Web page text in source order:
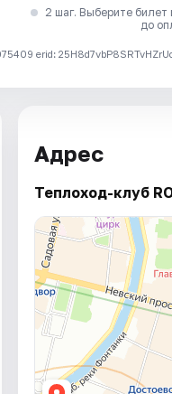
2 шаг. Выберите
до
erid:
Адрес
Теплоход-клуб